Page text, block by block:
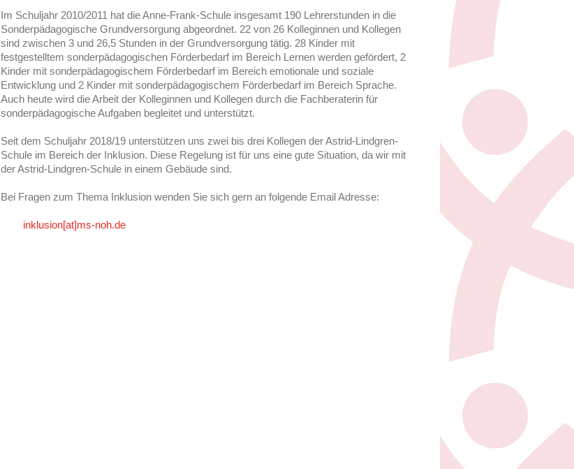
Im Schuljahr 2010/2011 hat die Anne-Frank-Schule insgesamt 190 Lehrerstunden in die
Sonderpädagogische Grundversorgung abgeordnet. 22 von 26 Kolleginnen und Kollegen
sind zwischen 3 und 26,5 Stunden in der Grundversorgung tätig. 28 Kinder mit
festgestelltem sonderpädagogischen Förderbedarf im Bereich Lernen werden gefördert, 2
Kinder mit sonderpädagogischem Förderbedarf im Bereich emotionale und soziale
Entwicklung und 2 Kinder mit sonderpädagogischem Förderbedarf im Bereich Sprache.
Auch heute wird die Arbeit der Kolleginnen und Kollegen durch die Fachberaterin für
sonderpädagogische Aufgaben begleitet und unterstützt.
Seit dem Schuljahr 2018/19 unterstützen uns zwei bis drei Kollegen der Astrid-Lindgren-
Schule im Bereich der Inklusion. Diese Regelung ist für uns eine gute Situation, da wir mit
der Astrid-Lindgren-Schule in einem Gebäude sind.
Bei Fragen zum Thema Inklusion wenden Sie sich gern an folgende Email Adresse:
inklusion[at]ms-noh.de